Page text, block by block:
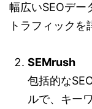
幅広いSEOデー
トラフィックを
SEMrush
包括的な
ルで、キー